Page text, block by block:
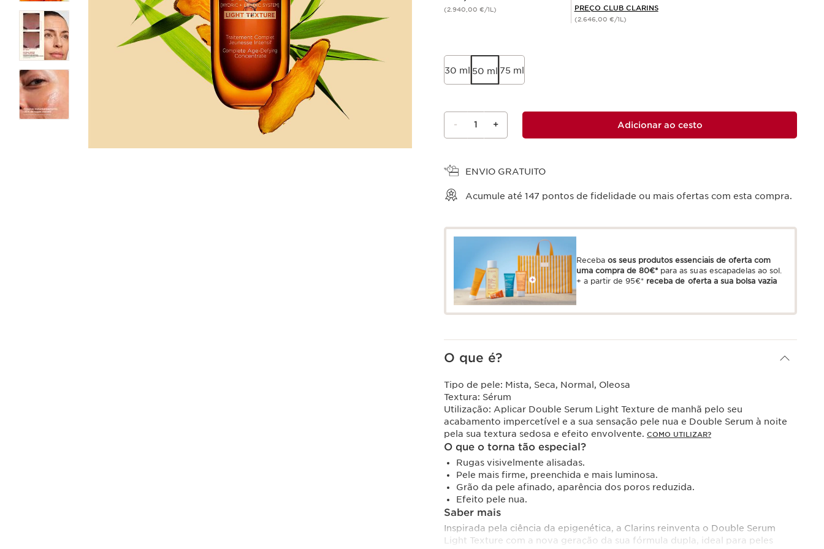
(2.940,00 €/1L) PREÇO CLUB CLARINS
(2.646,00 €/1L)
30 ml 50 ml 75 ml
- 1 + Adicionar ao cesto
ENVIO GRATUITO
Acumule até 147 pontos de fidelidade ou mais ofertas com esta compra.
Recebaos seus produtos essenciais de oferta com
uma compra de 80€* para as suas escapadelas ao sol.
+ a partir de 95€* receba de oferta a sua bolsa vazia
O que é?
Tipo de pele: Mista, Seca, Normal, Oleosa
Textura: Sérum
Utilização: Aplicar Double Serum Light Texture de manhã pelo seu
acabamento impercetível e a sua sensação pele nua e Double Serum à noite
pela sua textura sedosa e efeito envolvente. COMO UTILIZAR?
O que o torna tão especial?
Rugas visivelmente alisadas.
Pele mais firme, preenchida e mais luminosa.
Grão da pele afinado, aparência dos poros reduzida.
Efeito pele nua.
Saber mais
Inspirada pela ciência da epigenética, a Clarins reinventa o Double Serum
Light Texture com a nova geração da sua fórmula dupla, ideal para peles